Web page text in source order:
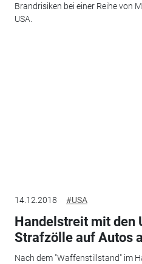
Brandrisiken bei einer Reihe von
USA.
14.12.2018 #USA
Handelstreit mit den
Strafzölle auf Autos
Nach dem "Waffenstillstand" im